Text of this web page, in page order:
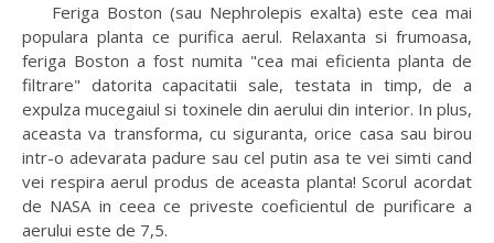
Feriga Boston (sau Nephrolepis exalta) este cea mai
populara planta ce purifica aerul. Relaxanta si frumoasa,
feriga Boston a fost numita "cea mai eficienta planta de
filtrare" datorita capacitatii sale, testata in timp, de a
expulza mucegaiul si toxinele din aerului din interior. In plus,
aceasta va transforma, cu siguranta, orice casa sau birou
intr-o adevarata padure sau cel putin asa te vei simti cand
vei respira aerul produs de aceasta planta! Scorul acordat
de NASA in ceea ce priveste coeficientul de purificare a
aerului este de 7,5.